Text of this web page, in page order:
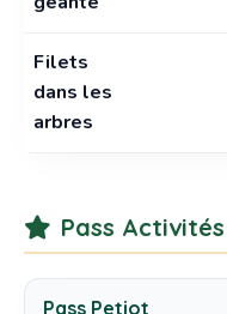
Filets
dans les
arbres
Pass Activités
Pass Petiot